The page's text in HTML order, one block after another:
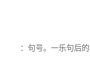
：句号。一乐句后